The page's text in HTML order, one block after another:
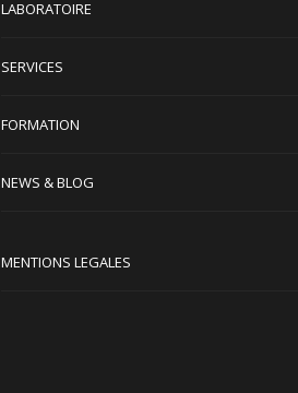
LABORATOIRE
SERVICES
FORMATION
NEWS & BLOG
MENTIONS LEGALES